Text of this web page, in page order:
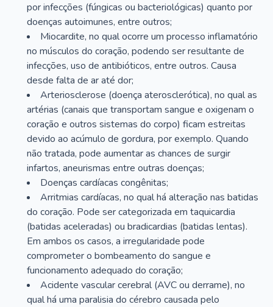
por infecções (fúngicas ou bacteriológicas) quanto por
doenças autoimunes, entre outros;
Miocardite, no qual ocorre um processo inflamatório
no músculos do coração, podendo ser resultante de
infecções, uso de antibióticos, entre outros. Causa
desde falta de ar até dor;
Arteriosclerose (doença aterosclerótica), no qual as
artérias (canais que transportam sangue e oxigenam o
coração e outros sistemas do corpo) ficam estreitas
devido ao acúmulo de gordura, por exemplo. Quando
não tratada, pode aumentar as chances de surgir
infartos, aneurismas entre outras doenças;
Doenças cardíacas congênitas;
Arritmias cardíacas, no qual há alteração nas batidas
do coração. Pode ser categorizada em taquicardia
(batidas aceleradas) ou bradicardias (batidas lentas).
Em ambos os casos, a irregularidade pode
comprometer o bombeamento do sangue e
funcionamento adequado do coração;
Acidente vascular cerebral (AVC ou derrame), no
qual há uma paralisia do cérebro causada pelo